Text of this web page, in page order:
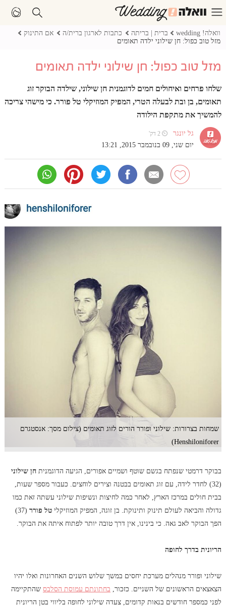
וואלה! wedding ברית | בריתה כתבות לארגון ברית/ה
אם התינוק
מזל טוב כפול: חן שילוני ילדה תאומים
מזל טוב כפול: חן שילוני ילדה תאומים
שלחו פרחים ואיחולים חמים לדוגמנית חן שילוני, שילדה הבוקר זוג
תאומים, בן ובת לבעלה הטרי, המפיק המוזיקלי טל פורר. כי מישהי צריכה
להמשיך את מתקפת הילודה
גל יונגר ⏲ 2 דק'
יום שני, 09 בנובמבר 2015, 13:21
שמחות בצרורות: שילוני ופורר הורים לזוג תאומים (צילום מסך: אנסטגרם
Henshiloniforer)
בבוקר דרמטי שנפתח בגשם שוטף ושמיים אפורים, הגיעה הדוגמנית חן שילוני
(32) לחדר לידה, עם זוג תאומים בבטנה וצירים לוחצים. כעבור מספר שעות,
בבית חולים במרכז הארץ, לאחר כמה לחיצות ונשיפות שילוני עשתה זאת כמו
גדולה והביאה לעולם תינוק ותינוקת. בן זוגה, המפיק המוזיקלי טל פורר
(37)
הפך הבוקר לאב גאה. כי בינינו, אין דרך טובה יותר לפתוח איתה את הבוקר.
הריונית בדרך לחופה
שילוני ופורר מנהלים מערכת יחסים במשך שלוש השנים האחרונות ואלו יהיו
הצאצאים הראשונים של השניים. כזכור, בחתונתם עמוסת הסלבסשהתקיימה
לפני כמספר חודשים בנאות קדומים, צעדה שילוני לחופה בליווי בטן הריונית